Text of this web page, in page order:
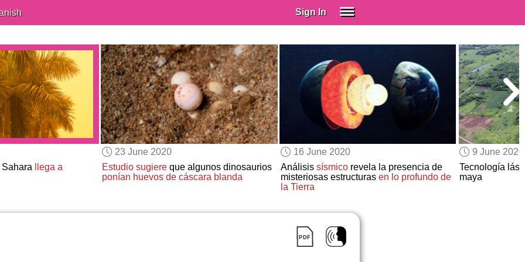
Sign In
Spanish (Spain)
Spanish (Latino)
SUBSCRIBE
EDUCATIONAL LICENSES
GIFT CARDS
OTHER LANGUAGES
ABOUT US
llega a
23 June 2020
Estudio sugiereque algunos dinosaurios
ponían huevos de cáscara blanda
16 June 2020
Análisis sísmicorevela la presencia de
misteriosas estructuras en lo profundo de
la Tierra
9 June 2020
Tecnología
maya